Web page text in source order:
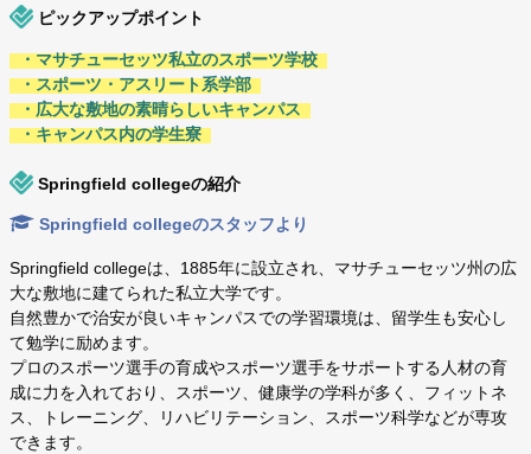
ピックアップポイント
・マサチューセッツ私立のスポーツ学校
・スポーツ・アスリート系学部
・広大な敷地の素晴らしいキャンパス
・キャンパス内の学生寮
Springfield collegeの紹介
Springfield collegeのスタッフより
Springfield collegeは、1885年に設立され、マサチューセッツ州の広
大な敷地に建てられた私立大学です。
自然豊かで治安が良いキャンパスでの学習環境は、留学生も安心し
て勉学に励めます。
プロのスポーツ選手の育成やスポーツ選手をサポートする人材の育
成に力を入れており、スポーツ、健康学の学科が多く、フィットネ
ス、トレーニング、リハビリテーション、スポーツ科学などが専攻
できます。